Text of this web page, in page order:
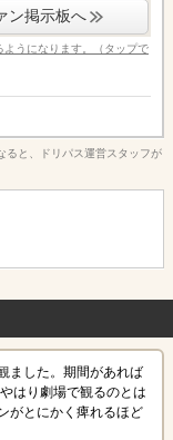
ン掲示板へ
うになります。（タップで
ると、ドリパス運営スタッフが
ました。期間があれば
はり劇場で観るのとは
がとにかく痺れるほど